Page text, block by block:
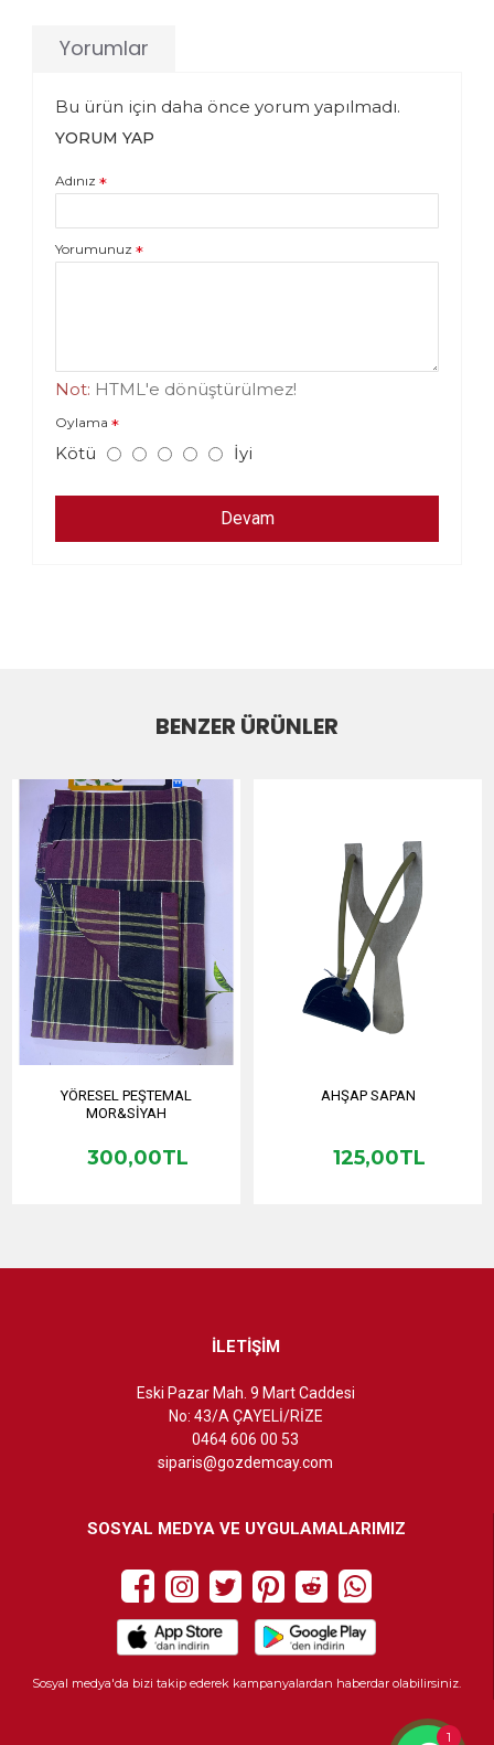
Yorumlar
Bu ürün için daha önce yorum yapılmadı.
YORUM YAP
Adınız
Yorumunuz
Not: HTML'e dönüştürülmez!
Oylama
Kötü İyi
Devam
BENZER ÜRÜNLER
YÖRESEL PEŞTEMAL
MOR&SİYAH
300,00TL
AHŞAP SAPAN
125,00TL
İLETİŞİM
Eski Pazar Mah. 9 Mart Caddesi
No: 43/A ÇAYELİ/RİZE
0464 606 00 53
siparis@gozdemcay.com
SOSYAL MEDYA VE UYGULAMALARIMIZ
Sosyal medya'da bizi takip ederek kampanyalardan haberdar olabilirsiniz.
1